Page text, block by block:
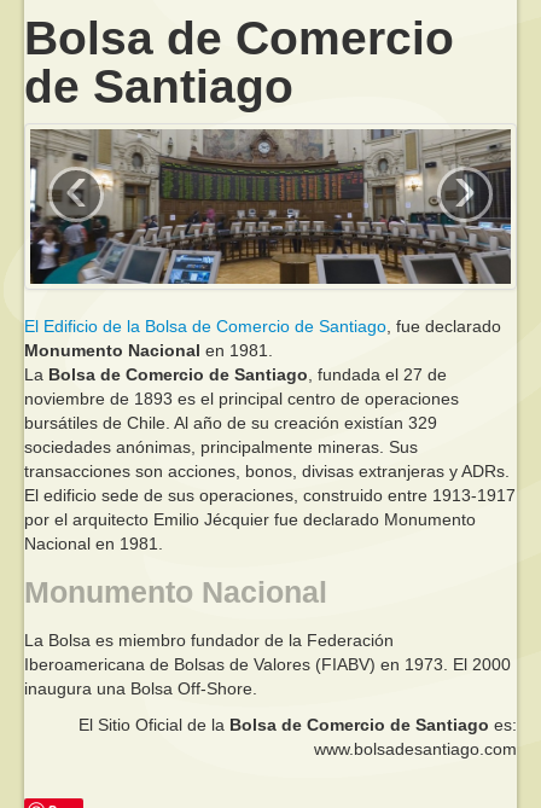
Bolsa de Comercio
de Santiago
‹ ›
El Edificio de la Bolsa de Comercio de Santiago, fue declarado
Monumento Nacional en 1981.
La Bolsa de Comercio de Santiago, fundada el 27 de
noviembre de 1893 es el principal centro de operaciones
bursátiles de Chile. Al año de su creación existían 329
sociedades anónimas, principalmente mineras. Sus
transacciones son acciones, bonos, divisas extranjeras y ADRs.
El edificio sede de sus operaciones, construido entre 1913-1917
por el arquitecto Emilio Jécquier fue declarado Monumento
Nacional en 1981.
Monumento Nacional
La Bolsa es miembro fundador de la Federación
Iberoamericana de Bolsas de Valores (FIABV) en 1973. El 2000
inaugura una Bolsa Off-Shore.
El Sitio Oficial de la Bolsa de Comercio de Santiago es:
www.bolsadesantiago.com